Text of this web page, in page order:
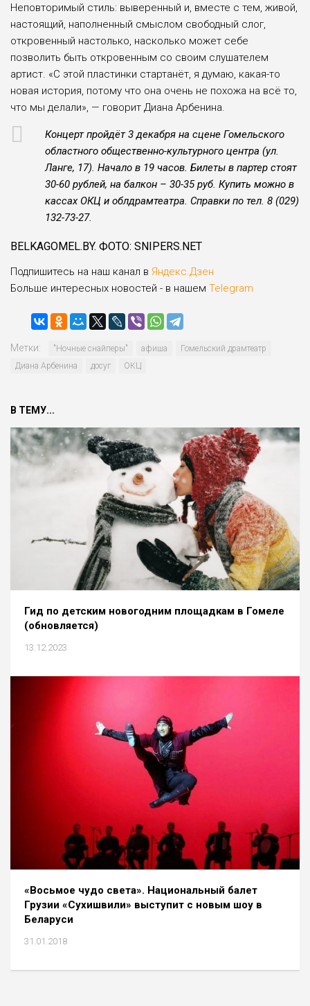
Неповторимый стиль: выверенный и, вместе с тем, живой,
настоящий, наполненный смыслом свободный слог,
откровенный настолько, насколько может себе
позволить быть откровенным со своим слушателем
артист. «С этой пластинки стартанёт, я думаю, какая-то
новая история, потому что она очень не похожа на всё то,
что мы делали», — говорит Диана Арбенина.
Концерт пройдёт 3 декабря на сцене Гомельского
областного общественно-культурного центра (ул.
Ланге, 17). Начало в 19 часов. Билеты в партер стоят
30-60 рублей, на балкон – 30-35 руб. Купить можно в
кассах ОКЦ и облдрамтеатра. Справки по тел. 8 (029)
132-73-27.
BELKAGOMEL.BY. ФОТО: SNIPERS.NET
Подпишитесь на наш канал в Яндекс.Дзен
Больше интересных новостей - в нашем Telegram
Метки: "Ночные снайперы" афиша
Гомельский драмтеатр
Диана Арбенина
досуг ОКЦ
В ТЕМУ...
Гид по детским новогодним площадкам в Гомеле
(обновляется)
13.12.2023
«Восьмое чудо света». Национальный балет
Грузии «Сухишвили» выступит с новым шоу в
Беларуси
31.01.2018